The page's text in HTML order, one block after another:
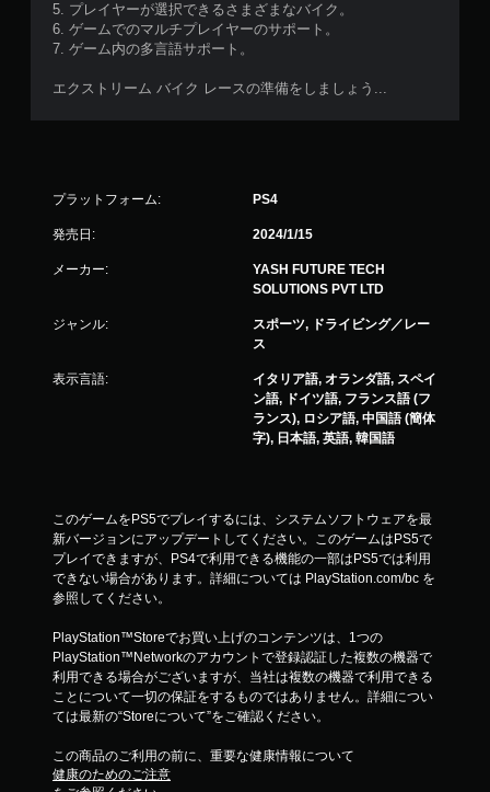
5. プレイヤーが選択できるさまざまなバイク。
6. ゲームでのマルチプレイヤーのサポート。
7. ゲーム内の多言語サポート。
エクストリーム バイク レースの準備をしましょう...
プラットフォーム: PS4
発売日: 2024/1/15
メーカー:
YASH FUTURE TECH
SOLUTIONS PVT LTD
ジャンル:
スポーツ, ドライビング／レー
ス
表示言語:
イタリア語, オランダ語, スペイ
ン語, ドイツ語, フランス語 (フ
ランス), ロシア語, 中国語 (簡体
字), 日本語, 英語, 韓国語
このゲームをPS5でプレイするには、システムソフトウェアを最
新バージョンにアップデートしてください。このゲームはPS5で
プレイできますが、PS4で利用できる機能の一部はPS5では利用
できない場合があります。詳細については PlayStation.com/bc を
参照してください。
PlayStation™Storeでお買い上げのコンテンツは、1つの
PlayStation™Networkのアカウントで登録認証した複数の機器で
利用できる場合がございますが、当社は複数の機器で利用できる
ことについて一切の保証をするものではありません。詳細につい
ては最新の“Storeについて”をご確認ください。
この商品のご利用の前に、重要な健康情報について
健康のためのご注意